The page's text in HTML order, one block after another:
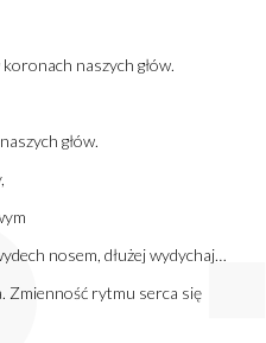
naszych głów.
głów.
nosem, dłużej wydychaj…
Zmienność rytmu serca się